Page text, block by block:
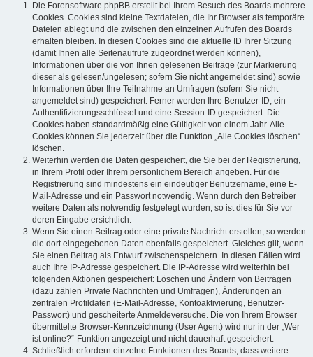
Die Forensoftware phpBB erstellt bei Ihrem Besuch des Boards mehrere
Cookies. Cookies sind kleine Textdateien, die Ihr Browser als temporäre
Dateien ablegt und die zwischen den einzelnen Aufrufen des Boards
erhalten bleiben. In diesen Cookies sind die aktuelle ID Ihrer Sitzung
(damit Ihnen alle Seitenaufrufe zugeordnet werden können),
Informationen über die von Ihnen gelesenen Beiträge (zur Markierung
dieser als gelesen/ungelesen; sofern Sie nicht angemeldet sind) sowie
Informationen über Ihre Teilnahme an Umfragen (sofern Sie nicht
angemeldet sind) gespeichert. Ferner werden Ihre Benutzer-ID, ein
Authentifizierungsschlüssel und eine Session-ID gespeichert. Die
Cookies haben standardmäßig eine Gültigkeit von einem Jahr. Alle
Cookies können Sie jederzeit über die Funktion „Alle Cookies löschen“
löschen.
Weiterhin werden die Daten gespeichert, die Sie bei der Registrierung,
in Ihrem Profil oder Ihrem persönlichem Bereich angeben. Für die
Registrierung sind mindestens ein eindeutiger Benutzername, eine E-
Mail-Adresse und ein Passwort notwendig. Wenn durch den Betreiber
weitere Daten als notwendig festgelegt wurden, so ist dies für Sie vor
deren Eingabe ersichtlich.
Wenn Sie einen Beitrag oder eine private Nachricht erstellen, so werden
die dort eingegebenen Daten ebenfalls gespeichert. Gleiches gilt, wenn
Sie einen Beitrag als Entwurf zwischenspeichern. In diesen Fällen wird
auch Ihre IP-Adresse gespeichert. Die IP-Adresse wird weiterhin bei
folgenden Aktionen gespeichert: Löschen und Ändern von Beiträgen
(dazu zählen Private Nachrichten und Umfragen), Änderungen an
zentralen Profildaten (E-Mail-Adresse, Kontoaktivierung, Benutzer-
Passwort) und gescheiterte Anmeldeversuche. Die von Ihrem Browser
übermittelte Browser-Kennzeichnung (User Agent) wird nur in der „Wer
ist online?“-Funktion angezeigt und nicht dauerhaft gespeichert.
Schließlich erfordern einzelne Funktionen des Boards, dass weitere